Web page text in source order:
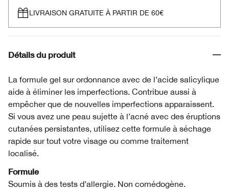
LIVRAISON GRATUITE À PARTIR DE 60€
Détails du produit
La formule gel sur ordonnance avec de l’acide salicylique
aide à éliminer les imperfections. Contribue aussi à
empêcher que de nouvelles imperfections apparaissent.
Si vous avez une peau sujette à l’acné avec des éruptions
cutanées persistantes, utilisez cette formule à séchage
rapide sur tout votre visage ou comme traitement
localisé.
Formule
Soumis à des tests d’allergie. Non comédogène.